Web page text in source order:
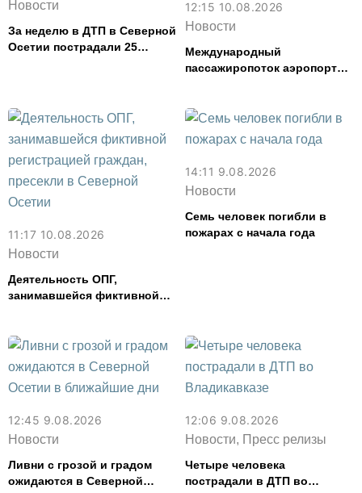
Новости
За неделю в ДТП в Северной
Осетии пострадали 25
12:15 10.08.2026
Новости
Международный
пассажиропоток аэропорта
11:17 10.08.2026
Новости
Деятельность ОПГ,
занимавшейся фиктивной
14:11 9.08.2026
Новости
Семь человек погибли в
пожарах с начала года
12:45 9.08.2026
Новости
Ливни с грозой и градом
ожидаются в Северной
12:06 9.08.2026
Новости, Пресс релизы
Четыре человека
пострадали в ДТП во